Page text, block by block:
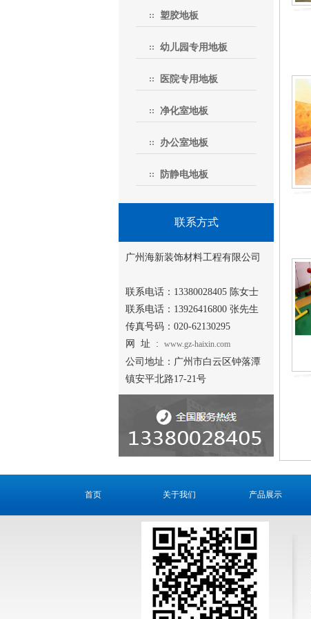
塑胶地板
幼儿园专用地板
医院专用地板
净化室地板
办公室地板
防静电地板
联系方式
广州海新装饰材料工程有限公司
联系电话：13380028405 陈女士
联系电话：13926416800 张先生
传真号码：020-62130295
网 址 : www.gz-haixin.com
公司地址：广州市白云区钟落潭
镇安平北路17-21号
首页 关于我们 产品展示